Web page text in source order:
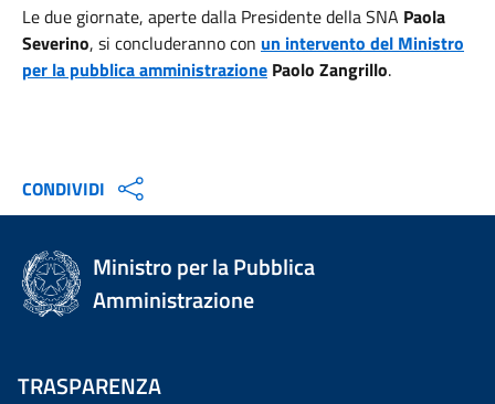
Le due giornate, aperte dalla Presidente della SNA Paola
Severino, si concluderanno con un intervento del Ministro
per la pubblica amministrazione Paolo Zangrillo.
CONDIVIDI
Ministro per la Pubblica
Amministrazione
TRASPARENZA